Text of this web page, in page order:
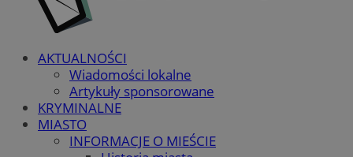
AKTUALNOŚCI
Wiadomości lokalne
Artykuły sponsorowane
KRYMINALNE
MIASTO
INFORMACJE O MIEŚCIE